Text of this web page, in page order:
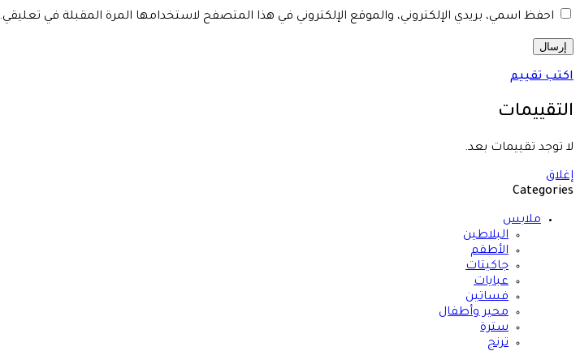
احفظ اسمي، بريدي الإلكتروني، والموقع الإلكتروني في هذا المتصفح لاستخدامها المرة المقبلة في تعليقي.
اكتب تقييم
التقييمات
لا توجد تقييمات بعد.
إغلاق
Categories
ملابس
البلاطين
الأطقم
جاكيتات
عبايات
فساتين
محير وأطفال
سترة
ترنج